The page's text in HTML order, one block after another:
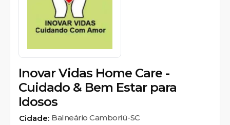
Inovar Vidas Home Care -
Cuidado & Bem Estar para
Idosos
Cidade: Balneário Camboriú-SC